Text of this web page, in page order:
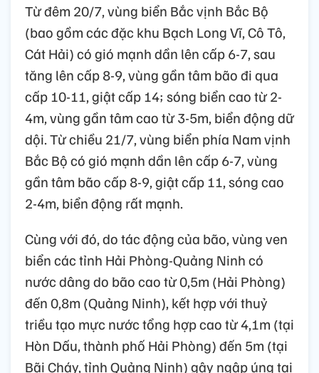
Từ đêm 20/7, vùng biển Bắc vịnh Bắc Bộ
(bao gồm các đặc khu Bạch Long Vĩ, Cô Tô,
Cát Hải) có gió mạnh dần lên cấp 6-7, sau
tăng lên cấp 8-9, vùng gần tâm bão đi qua
cấp 10-11, giật cấp 14; sóng biển cao từ 2-
4m, vùng gần tâm cao từ 3-5m, biển động dữ
dội. Từ chiều 21/7, vùng biển phía Nam vịnh
Bắc Bộ có gió mạnh dần lên cấp 6-7, vùng
gần tâm bão cấp 8-9, giật cấp 11, sóng cao
2-4m, biển động rất mạnh.
Cùng với đó, do tác động của bão, vùng ven
biển các tỉnh Hải Phòng-Quảng Ninh có
nước dâng do bão cao từ 0,5m (Hải Phòng)
đến 0,8m (Quảng Ninh), kết hợp với thuỷ
triều tạo mực nước tổng hợp cao từ 4,1m (tại
Hòn Dấu, thành phố Hải Phòng) đến 5m (tại
Bãi Cháy, tỉnh Quảng Ninh) gây ngập úng tại